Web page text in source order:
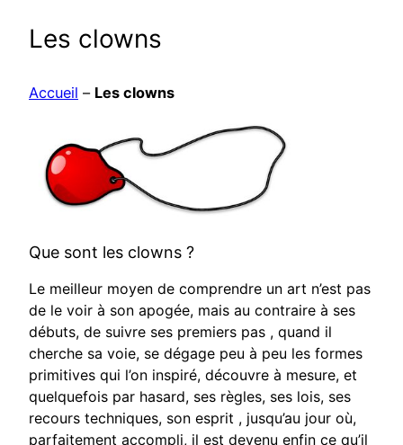
Les clowns
Accueil – Les clowns
Que sont les clowns ?
Le meilleur moyen de comprendre un art n’est pas
de le voir à son apogée, mais au contraire à ses
débuts, de suivre ses premiers pas , quand il
cherche sa voie, se dégage peu à peu les formes
primitives qui l’on inspiré, découvre à mesure, et
quelquefois par hasard, ses règles, ses lois, ses
recours techniques, son esprit , jusqu’au jour où,
parfaitement accompli, il est devenu enfin ce qu’il